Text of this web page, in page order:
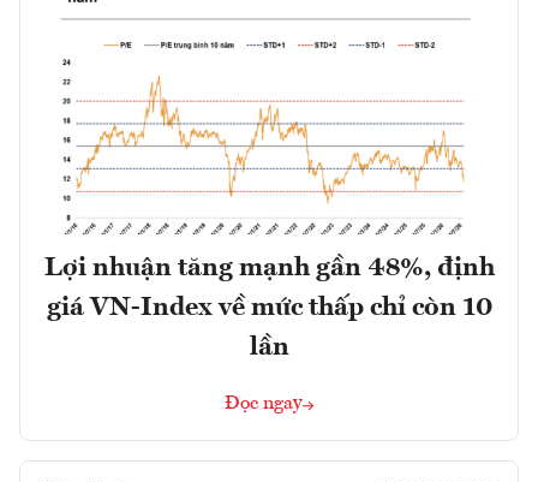
Lợi nhuận tăng mạnh gần 48%, định
giá VN-Index về mức thấp chỉ còn 10
lần
Đọc ngay